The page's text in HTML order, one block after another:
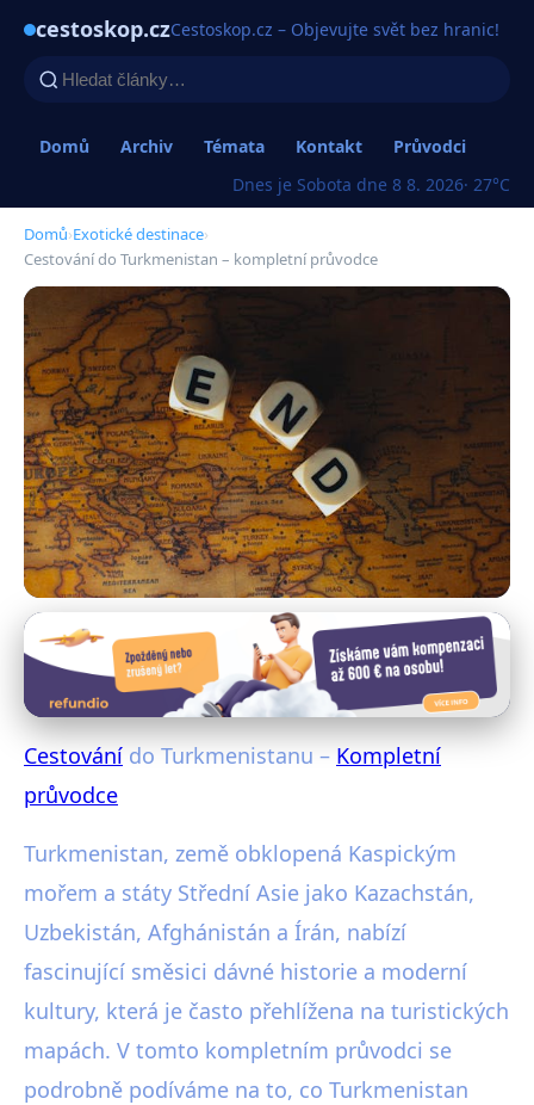
cestoskop.czCestoskop.cz – Objevujte svět bez hranic!
Domů Archiv Témata Kontakt
Průvodci
Dnes je Sobota dne 8 8. 2026· 27°C
Domů›Exotické destinace›
Cestování do Turkmenistan – kompletní průvodce
Exotické destinace
Cestování do Turkmenistan –
kompletní průvodce
27. 1. 2026
Cestování do Turkmenistanu – Kompletní
průvodce
Turkmenistan, země obklopená Kaspickým
mořem a státy Střední Asie jako Kazachstán,
Uzbekistán, Afghánistán a Írán, nabízí
fascinující směsici dávné historie a moderní
kultury, která je často přehlížena na turistických
mapách. V tomto kompletním průvodci se
podrobně podíváme na to, co Turkmenistan